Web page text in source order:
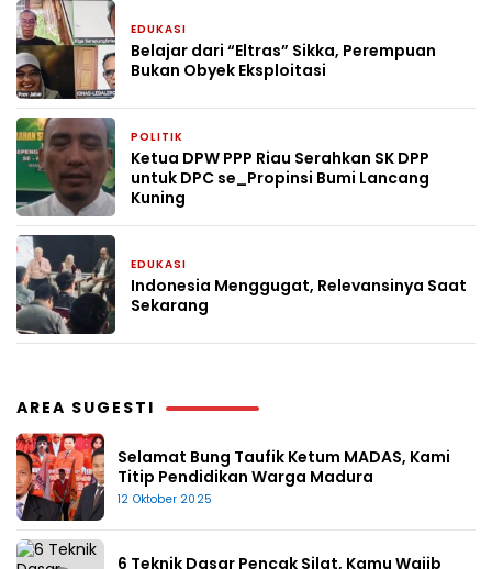
EDUKASI
Belajar dari “Eltras” Sikka, Perempuan
Bukan Obyek Eksploitasi
POLITIK
Ketua DPW PPP Riau Serahkan SK DPP
untuk DPC se_Propinsi Bumi Lancang
Kuning
EDUKASI
Indonesia Menggugat, Relevansinya Saat
Sekarang
AREA SUGESTI
Selamat Bung Taufik Ketum MADAS, Kami
Titip Pendidikan Warga Madura
12 Oktober 2025
6 Teknik Dasar Pencak Silat, Kamu Wajib